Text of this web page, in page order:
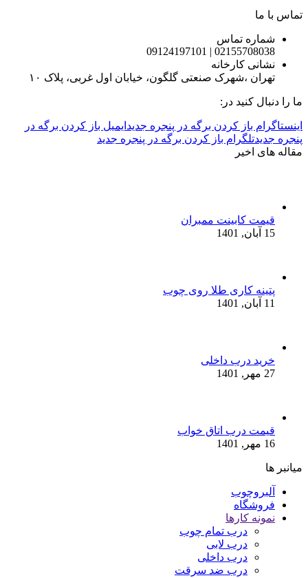
تماس با ما
شماره تماس
02155708038 | 09124197101
نشانی کارخانه
تهران ،شهرک صنعتی گلگون، خیابان اول غربی، پلاک ۱۰
ما را دنبال کنید در:
اینستاگرام باز کردن برگه در پنجره جدید ایمیل باز کردن برگه در
پنجره جدیدتلگرام باز کردن برگه در پنجره جدید
مقاله های اخیر
قیمت کابینت ممبران
15 آبان, 1401
پتینه کاری طلا روی چوب
11 آبان, 1401
خرید درب داخلی
27 مهر, 1401
قیمت درب اتاق خواب
16 مهر, 1401
میانبر ها
آلبروچوب
فروشگاه
نمونه کارها
درب تمام چوب
درب لابی
درب داخلی
درب ضد سرقت